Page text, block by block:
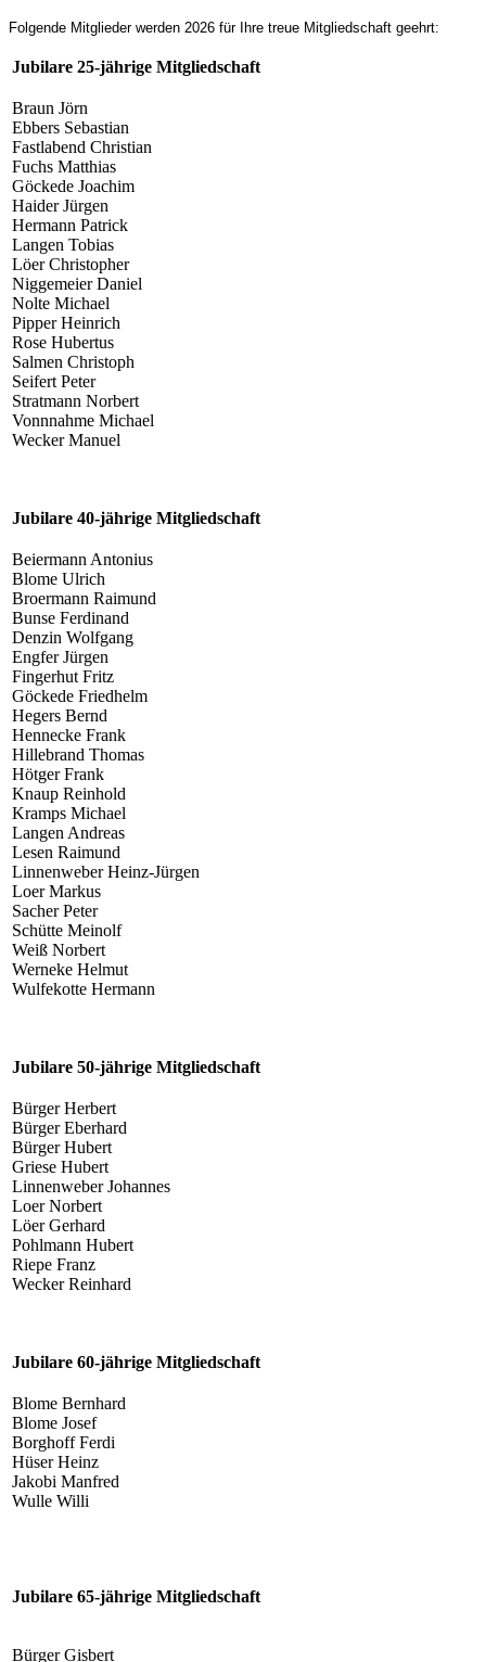
Folgende Mitglieder werden 2026 für Ihre treue Mitgliedschaft geehrt:
Jubilare 25-jährige Mitgliedschaft
Braun Jörn
Ebbers Sebastian
Fastlabend Christian
Fuchs Matthias
Göckede Joachim
Haider Jürgen
Hermann Patrick
Langen Tobias
Löer Christopher
Niggemeier Daniel
Nolte Michael
Pipper Heinrich
Rose Hubertus
Salmen Christoph
Seifert Peter
Stratmann Norbert
Vonnnahme Michael
Wecker Manuel
Jubilare 40-jährige Mitgliedschaft
Beiermann Antonius
Blome Ulrich
Broermann Raimund
Bunse Ferdinand
Denzin Wolfgang
Engfer Jürgen
Fingerhut Fritz
Göckede Friedhelm
Hegers Bernd
Hennecke Frank
Hillebrand Thomas
Hötger Frank
Knaup Reinhold
Kramps Michael
Langen Andreas
Lesen Raimund
Linnenweber Heinz-Jürgen
Loer Markus
Sacher Peter
Schütte Meinolf
Weiß Norbert
Werneke Helmut
Wulfekotte Hermann
Jubilare 50-jährige Mitgliedschaft
Bürger Herbert
Bürger Eberhard
Bürger Hubert
Griese Hubert
Linnenweber Johannes
Loer Norbert
Löer Gerhard
Pohlmann Hubert
Riepe Franz
Wecker Reinhard
Jubilare 60-jährige Mitgliedschaft
Blome Bernhard
Blome Josef
Borghoff Ferdi
Hüser Heinz
Jakobi Manfred
Wulle Willi
Jubilare 65-jährige Mitgliedschaft
Bürger Gisbert